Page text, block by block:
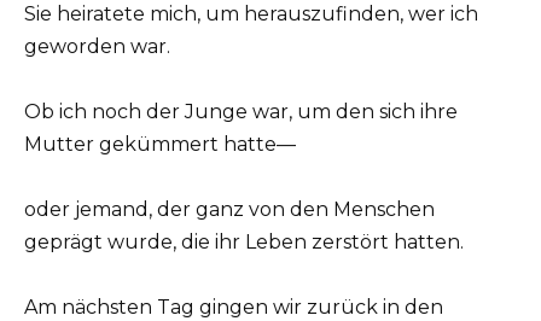
Sie heiratete mich, um herauszufinden, wer ich
geworden war.
Ob ich noch der Junge war, um den sich ihre
Mutter gekümmert hatte—
oder jemand, der ganz von den Menschen
geprägt wurde, die ihr Leben zerstört hatten.
Am nächsten Tag gingen wir zurück in den